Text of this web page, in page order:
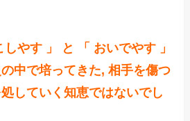
やす 」 と 「 おいでやす 」
中で培ってきた, 相手を傷つ
していく知恵ではないでし